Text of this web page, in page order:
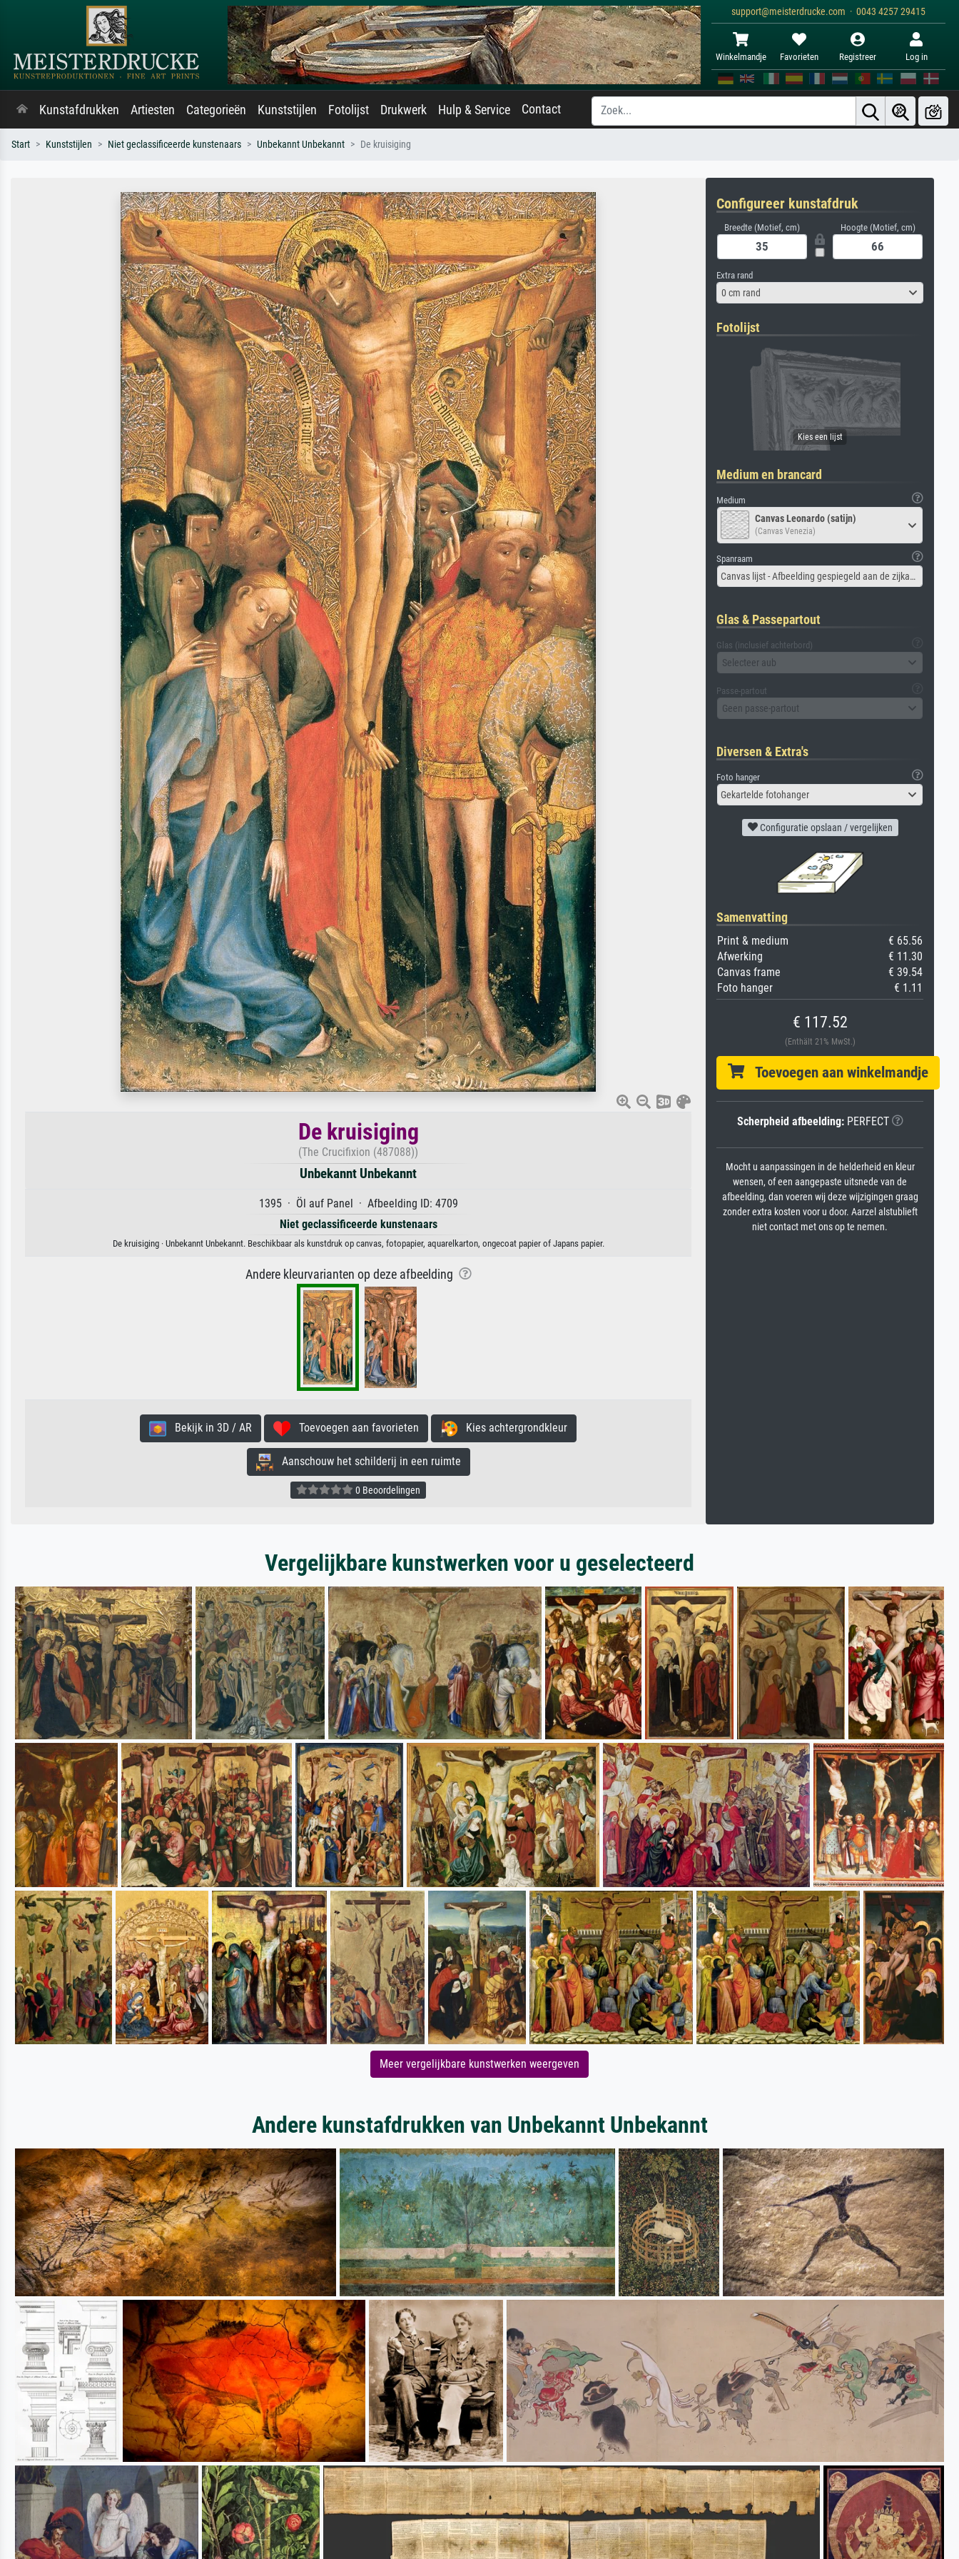
support@meisterdrucke.com · 0043 4257 29415
Winkelmandje Favorieten Registreer Log in
Kunstafdrukken Artiesten Categorieën Kunststijlen Fotolijst Drukwerk Hulp & Service Contact
Start Kunststijlen Niet geclassificeerde kunstenaars Unbekannt Unbekannt De kruisiging
De kruisiging
(The Crucifixion (487088))
Unbekannt Unbekannt
1395 · Öl auf Panel · Afbeelding ID: 4709
Niet geclassificeerde kunstenaars
De kruisiging · Unbekannt Unbekannt. Beschikbaar als kunstdruk op canvas, fotopapier, aquarelkarton, ongecoat papier of Japans papier.
Andere kleurvarianten op deze afbeelding
Bekijk in 3D / AR Toevoegen aan favorieten Kies achtergrondkleur
Aanschouw het schilderij in een ruimte
0 Beoordelingen
Configureer kunstafdruk
Breedte (Motief, cm) Hoogte (Motief, cm)
Extra rand
0 cm rand
Fotolijst
Medium en brancard
Medium
Canvas Leonardo (satijn)
(Canvas Venezia)
Spanraam
Canvas lijst - Afbeelding gespiegeld aan de zijkant
Glas & Passepartout
Glas (inclusief achterbord)
Selecteer aub
Passe-partout
Geen passe-partout
Diversen & Extra's
Foto hanger
Gekartelde fotohanger
Configuratie opslaan / vergelijken
Samenvatting
Print & medium
€ 65.56
Afwerking
€ 11.30
Canvas frame
€ 39.54
Foto hanger
€ 1.11
€ 117.52
(Enthält 21% MwSt.)
Toevoegen aan winkelmandje
Scherpheid afbeelding:PERFECT
Mocht u aanpassingen in de helderheid en kleur
wensen, of een aangepaste uitsnede van de
afbeelding, dan voeren wij deze wijzigingen graag
zonder extra kosten voor u door. Aarzel alstublieft
niet contact met ons op te nemen.
Vergelijkbare kunstwerken voor u geselecteerd
Meer vergelijkbare kunstwerken weergeven
Andere kunstafdrukken van Unbekannt Unbekannt